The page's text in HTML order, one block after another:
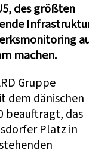
des größten
machen.
Gruppe
dem dänischen
beauftragt, das
Platz in